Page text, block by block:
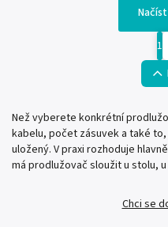
1
Než vyberete konkrétní
kabelu, počet zásuvek a také
uložený. V praxi rozhoduje
má prodlužovač sloužit u stolu,
Chci se